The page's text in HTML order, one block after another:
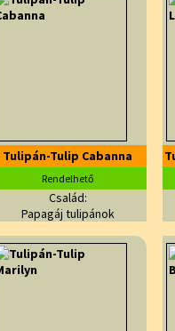
Tulipán-Tulip Cabanna
Rendelhető
Család:
Papagáj tulipánok